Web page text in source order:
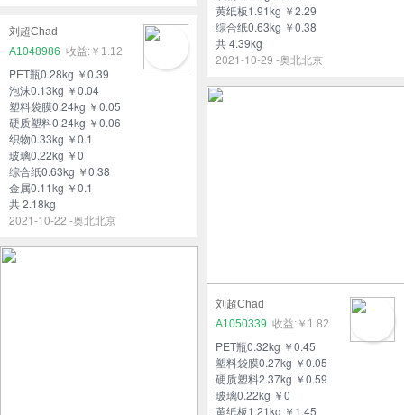
黄纸板1.91kg ￥2.29
综合纸0.63kg ￥0.38
共 4.39kg
2021-10-29 -奥北北京
刘超Chad
A1048986
￥1.12
PET瓶0.28kg ￥0.39
泡沫0.13kg ￥0.04
塑料袋膜0.24kg ￥0.05
硬质塑料0.24kg ￥0.06
织物0.33kg ￥0.1
玻璃0.22kg ￥0
综合纸0.63kg ￥0.38
金属0.11kg ￥0.1
共 2.18kg
2021-10-22 -奥北北京
刘超Chad
A1050339
￥1.82
PET瓶0.32kg ￥0.45
塑料袋膜0.27kg ￥0.05
硬质塑料2.37kg ￥0.59
玻璃0.22kg ￥0
黄纸板1.21kg ￥1.45